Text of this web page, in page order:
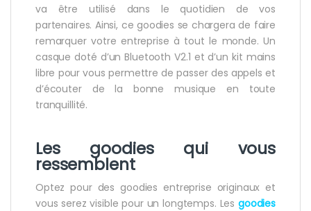
va être utilisé dans le quotidien de vos
partenaires. Ainsi, ce goodies se chargera de faire
remarquer votre entreprise à tout le monde. Un
casque doté d’un Bluetooth V2.1 et d’un kit mains
libre pour vous permettre de passer des appels et
d’écouter de la bonne musique en toute
tranquillité.
Les goodies qui vous
ressemblent
Optez pour des goodies entreprise originaux et
vous serez visible pour un longtemps. Les goodies